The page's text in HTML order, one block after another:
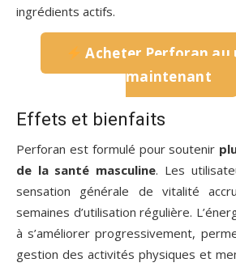
ingrédients actifs.
Acheter Perforan au
maintenant
Effets et bienfaits
Perforan est formulé pour soutenir
de la santé masculine. Les
sensation générale de vitalité
semaines d’utilisation régulière.
à s’améliorer progressivement,
gestion des activités physiques et